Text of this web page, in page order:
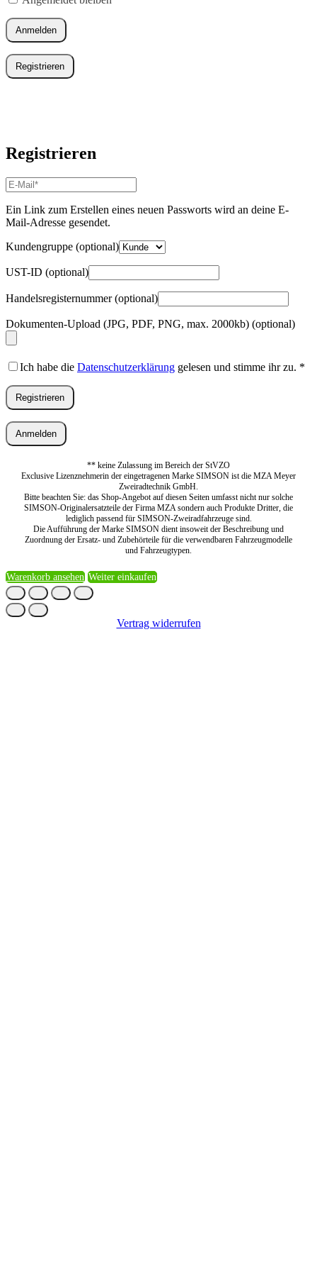
Anmelden
Registrieren
Registrieren
E-
Mail-
Adresse*
Erforderlich
Ein Link zum Erstellen eines neuen Passworts wird an deine E-
Mail-Adresse gesendet.
Kundengruppe (optional)
UST-ID (optional)
Handelsregisternummer(optional)
Dokumenten-Upload (JPG, PDF, PNG, max. 2000kb) (optional)
Ich habe die Datenschutzerklärung gelesen und stimme ihr zu. *
Registrieren
Anmelden
** keine Zulassung im Bereich der StVZO
Exclusive Lizenznehmerin der eingetragenen Marke SIMSON ist die MZA Meyer
Zweiradtechnik GmbH.
Bitte beachten Sie: das Shop-Angebot auf diesen Seiten umfasst nicht nur solche
SIMSON-Originalersatzteile der Firma MZA sondern auch Produkte Dritter, die
lediglich passend für SIMSON-Zweiradfahrzeuge sind.
Die Aufführung der Marke SIMSON dient insoweit der Beschreibung und
Zuordnung der Ersatz- und Zubehörteile für die verwendbaren Fahrzeugmodelle
und Fahrzeugtypen.
Warenkorb ansehen Weiter einkaufen
Vertrag widerrufen